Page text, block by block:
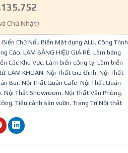
Chủ Nhật)
Biển Chữ Nổi, Biển Mặt dựng ALU, Công Trình
Cáo, LÀM BẢNG HIỆU GIÁ RẺ, Làm bảng
Các Khu Vực, Làm biển công ty, Làm biển
, LÀM KHOÁN, Nội Thất Gia Đình, Nội Thất
Bar, Nội Thất Quán Cafe, Nội Thất Quán
, Nội Thất Showroom, Nội Thất Văn Phòng,
, Tiểu cảnh sân vườn, Trang Trí Nội thất